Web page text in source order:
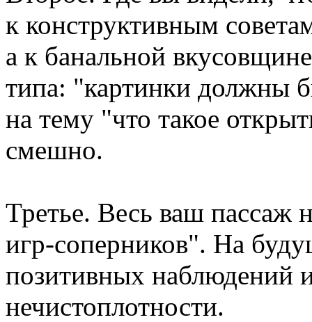
к конструктивным
а к банальной
типа: "картинки должны
на тему "что такое
смешно.
Третье. Весь ваш пассаж
игр-соперников". На
позитивных наблюдений
нечистоплотности.